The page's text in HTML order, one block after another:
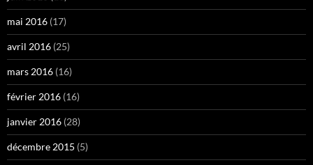
mai 2016 (17)
avril 2016 (25)
mars 2016 (16)
février 2016 (16)
janvier 2016 (28)
décembre 2015 (5)